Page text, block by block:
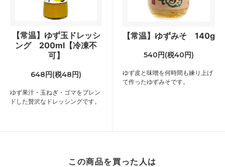
【常温】ゆず玉ドレッシ
ング 200ml【冷凍不
可】
648円(税48円)
ゆず果汁・玉ねぎ・ゴマをブレン
ドした贅沢なドレッシングです。
【常温】ゆずみそ 140g
540円(税40円)
ゆず皮と味噌を何時間も練り上げ
て作ったゆずみそです。
この商品を買った人は